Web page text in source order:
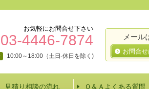
お気軽にお問合せ下さい
03-4446-7874
10:00～18:00（土日-休日を除く)
メール
お問合
見積り相談の流れ Ｑ＆Ａよくある質問